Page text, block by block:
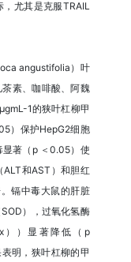
尤其是克服TRAIL
angustifolia）叶
素、咖啡酸、阿魏
1的狭叶杠柳甲
）保护HepG2细胞
著（p ＜0.05）使
和AST）和胆红
镉中毒大鼠的肝脏
），过氧化氢酶
））显著降低（p
明，狭叶杠柳的甲